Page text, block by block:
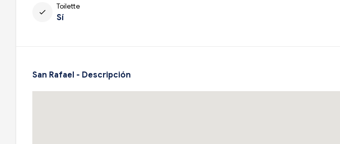
check
Toilette
Sí
San Rafael - Descripción